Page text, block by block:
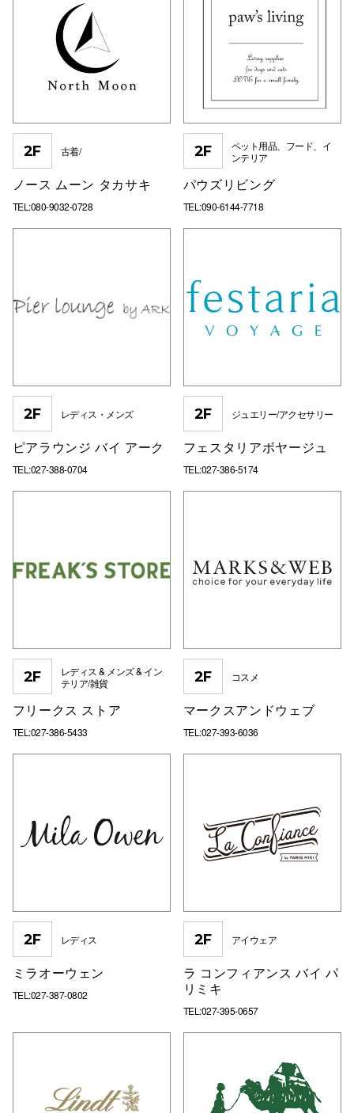
2F 古着/
ノース ムーン タカサキ
TEL:080-9032-0728
2F
ペット用品、フード、イ
ンテリア
パウズリビング
TEL:090-6144-7718
2F レディス・メンズ
ピアラウンジ バイ アーク
TEL:027-388-0704
2F ジュエリー/アクセサリー
フェスタリアボヤージュ
TEL:027-386-5174
2F
レディス & メンズ & イン
テリア/雑貨
フリークス ストア
TEL:027-386-5433
2F コスメ
マークスアンドウェブ
TEL:027-393-6036
2F レディス
ミラオーウェン
TEL:027-387-0802
2F アイウェア
ラ コンフィアンス バイ パ
リミキ
TEL:027-395-0657